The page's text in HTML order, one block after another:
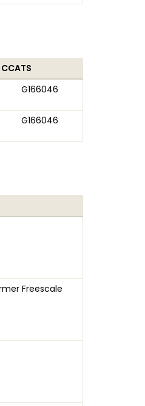
CCATS
G166046
G166046
Freescale